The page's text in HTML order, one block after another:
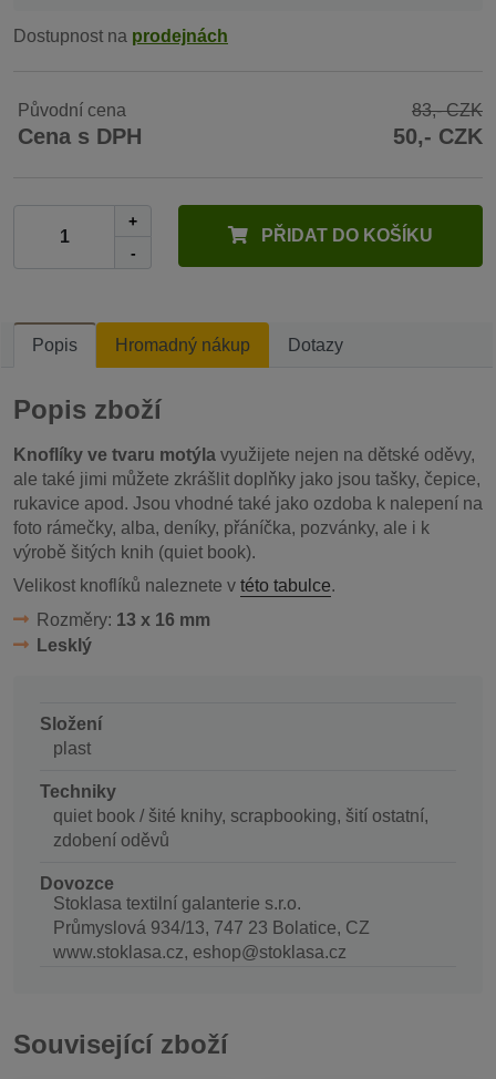
Dostupnost na prodejnách
Původní cena 83,- CZK
Cena s DPH 50,- CZK
+
-
PŘIDAT DO KOŠÍKU
Popis Hromadný nákup Dotazy
Popis zboží
Knoflíky ve tvaru motýla využijete nejen na dětské oděvy,
ale také jimi můžete zkrášlit doplňky jako jsou tašky, čepice,
rukavice apod. Jsou vhodné také jako ozdoba k nalepení na
foto rámečky, alba, deníky, přáníčka, pozvánky, ale i k
výrobě šitých knih (quiet book).
Velikost knoflíků naleznete v této tabulce.
Rozměry: 13 x 16 mm
Lesklý
Složení
plast
Techniky
quiet book / šité knihy, scrapbooking, šití ostatní,
zdobení oděvů
Dovozce
Stoklasa textilní galanterie s.r.o.
Průmyslová 934/13, 747 23 Bolatice, CZ
www.stoklasa.cz, eshop@stoklasa.cz
Související zboží